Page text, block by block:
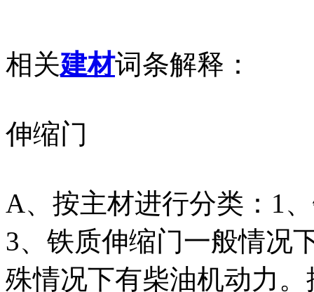
相关建材词条解释：
伸缩门
A、按主材进行分类：1
3、铁质伸缩门一般情况
殊情况下有柴油机动力